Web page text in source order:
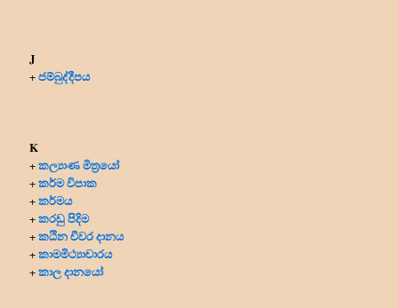
J
+ජම්බුද්දීපය
K
+කල්‍යාණ මිත්‍රයෝ
+කර්ම විපාක
+කර්මය
+කරඩු පිදිම
+කඨින චීවර දානය
+කාමමිථ්‍යාචාරය
+කාල දානයෝ